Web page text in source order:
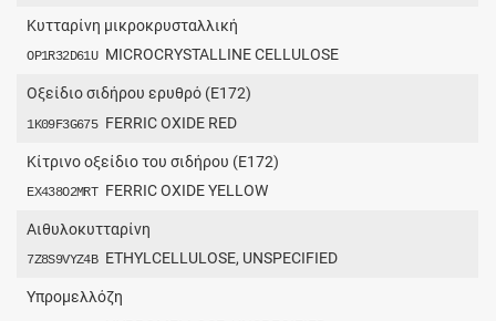
Κυτταρίνη μικροκρυσταλλική
OP1R32D61U MICROCRYSTALLINE CELLULOSE
Οξείδιο σιδήρου ερυθρό (Ε172)
1K09F3G675 FERRIC OXIDE RED
Kίτρινο οξείδιo του σιδήρου (Ε172)
EX438O2MRT FERRIC OXIDE YELLOW
Αιθυλοκυτταρίνη
7Z8S9VYZ4B ETHYLCELLULOSE, UNSPECIFIED
Υπρομελλόζη